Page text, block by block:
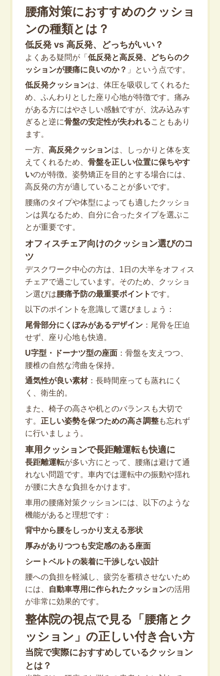
腰痛対策におすすめのクッショ
ンの種類とは？
低反発 vs 高反発、どっちがいい？
よくある疑問が「低反発と高反発、どちらのク
ッションが腰痛に良いのか？ 」という点です。
低反発クッションは、体圧を吸収してくれるた
め、ふんわりとした座り心地が特徴です。痛み
がある方にはやさしい感触ですが、沈み込みす
ぎると逆に骨盤の安定性が失われることもあり
ます。
一方、 高反発クッションは、しっかりと体を支
えてくれるため、 骨盤を正しい位置に保ちやす
いのが特徴。姿勢矯正を目的とする場合には、
高反発の方が適していることが多いです。
腰痛のタイプや体型によっても適したクッショ
ンは異なるため、自分に合ったタイプを選ぶこ
とが重要です。
オフィスチェア向けのクッション選びのコ
ツ
デスクワーク中心の方は、1日の大半をオフィス
チェアで過ごしています。そのため、クッショ
ン選びは腰痛予防の最重要ポイント です。
以下のポイントを意識して選びましょう：
尾骨部分にくぼみがあるデザイン：尾骨を圧迫
せず、座り心地も快適。
U字型・ドーナツ型の座面：骨盤を支えつつ、
腰椎の自然な湾曲を保持。
通気性が良い素材：長時間座っても蒸れにく
く、衛生的。
また、椅子の高さや机とのバランスも大切で
す。 正しい姿勢を保つための高さ調整も忘れず
に行いましょう。
車用クッションで長距離運転も快適に
長距離運転が多い方にとって、腰痛は避けて通
れない問題です。車内では運転中の振動や揺れ
が腰に大きな負担をかけます。
車用の腰痛対策クッションには、以下のような
機能があると理想です：
背中から腰をしっかり支える形状
厚みがありつつも安定感のある座面
シートベルトの装着に干渉しない設計
腰への負担を軽減し、疲労を蓄積させないため
には、
自動車専用に作られたクッションの活用
が非常に効果的です。
整体院の視点で見る「腰痛とク
ッション」の正しい付き合い方
当院で実際におすすめしているクッション
とは？